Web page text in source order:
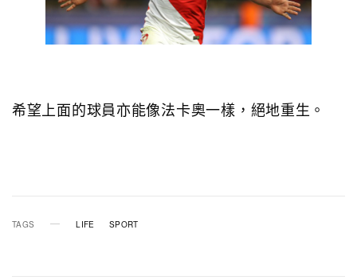
希望上面的球員亦能像法卡奧一樣，絕地重生。
TAGS LIFE SPORT